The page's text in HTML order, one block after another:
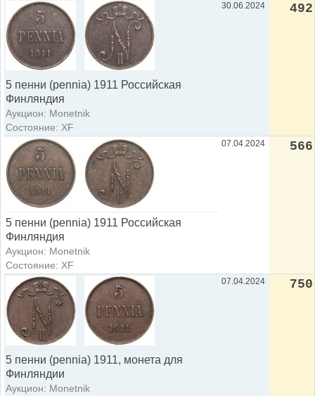
5 пенни (pennia) 1911 Российская
Финляндия
Аукцион: Monetnik
Состояние: XF
30.06.2024 492
5 пенни (pennia) 1911 Российская
Финляндия
Аукцион: Monetnik
Состояние: XF
07.04.2024 566
5 пенни (pennia) 1911, монета для
Финляндии
Аукцион: Monetnik
07.04.2024 750